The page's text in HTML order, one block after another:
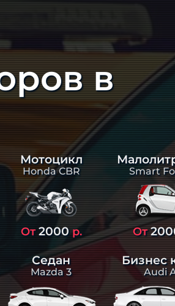
в
Мотоцикл
Honda CBR
От2000р.
Smart
От
Седан
Mazda 3
Бизнес
Audi